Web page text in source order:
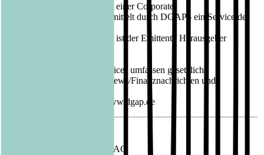
12.07.2022 Veröffentlichung einer Corporate
News/Finanznachricht, übermittelt durch DGAP - ein Service der
Für den Inhalt der Mitteilung ist der Emittent / Herausgeber
Die DGAP Distributionsservices umfassen gesetzliche
Meldepflichten, Corporate News/Finanznachrichten und
Medienarchiv unter http://www.dgap.de
Bastei Lübbe AG